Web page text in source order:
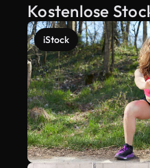
Kostenlose
iStock